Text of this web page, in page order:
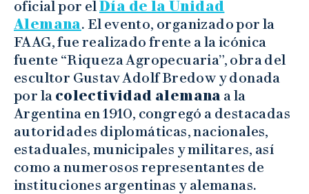
oficial por elDía de la Unidad
Alemana. El evento, organizado por la
FAAG, fue realizado frente a la icónica
fuente “Riqueza Agropecuaria”, obra del
escultor Gustav Adolf Bredow y donada
por la colectividad alemana a la
Argentina en 1910, congregó a destacadas
autoridades diplomáticas, nacionales,
estaduales, municipales y militares, así
como a numerosos representantes de
instituciones argentinas y alemanas.